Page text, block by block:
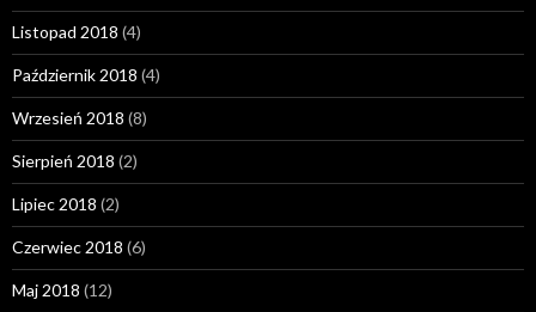
Listopad 2018 (4)
Październik 2018 (4)
Wrzesień 2018 (8)
Sierpień 2018 (2)
Lipiec 2018 (2)
Czerwiec 2018 (6)
Maj 2018 (12)